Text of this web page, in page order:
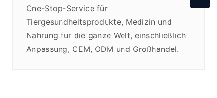
One-Stop-Service für
Tiergesundheitsprodukte, Medizin und
Nahrung für die ganze Welt, einschließlich
Anpassung, OEM, ODM und Großhandel.